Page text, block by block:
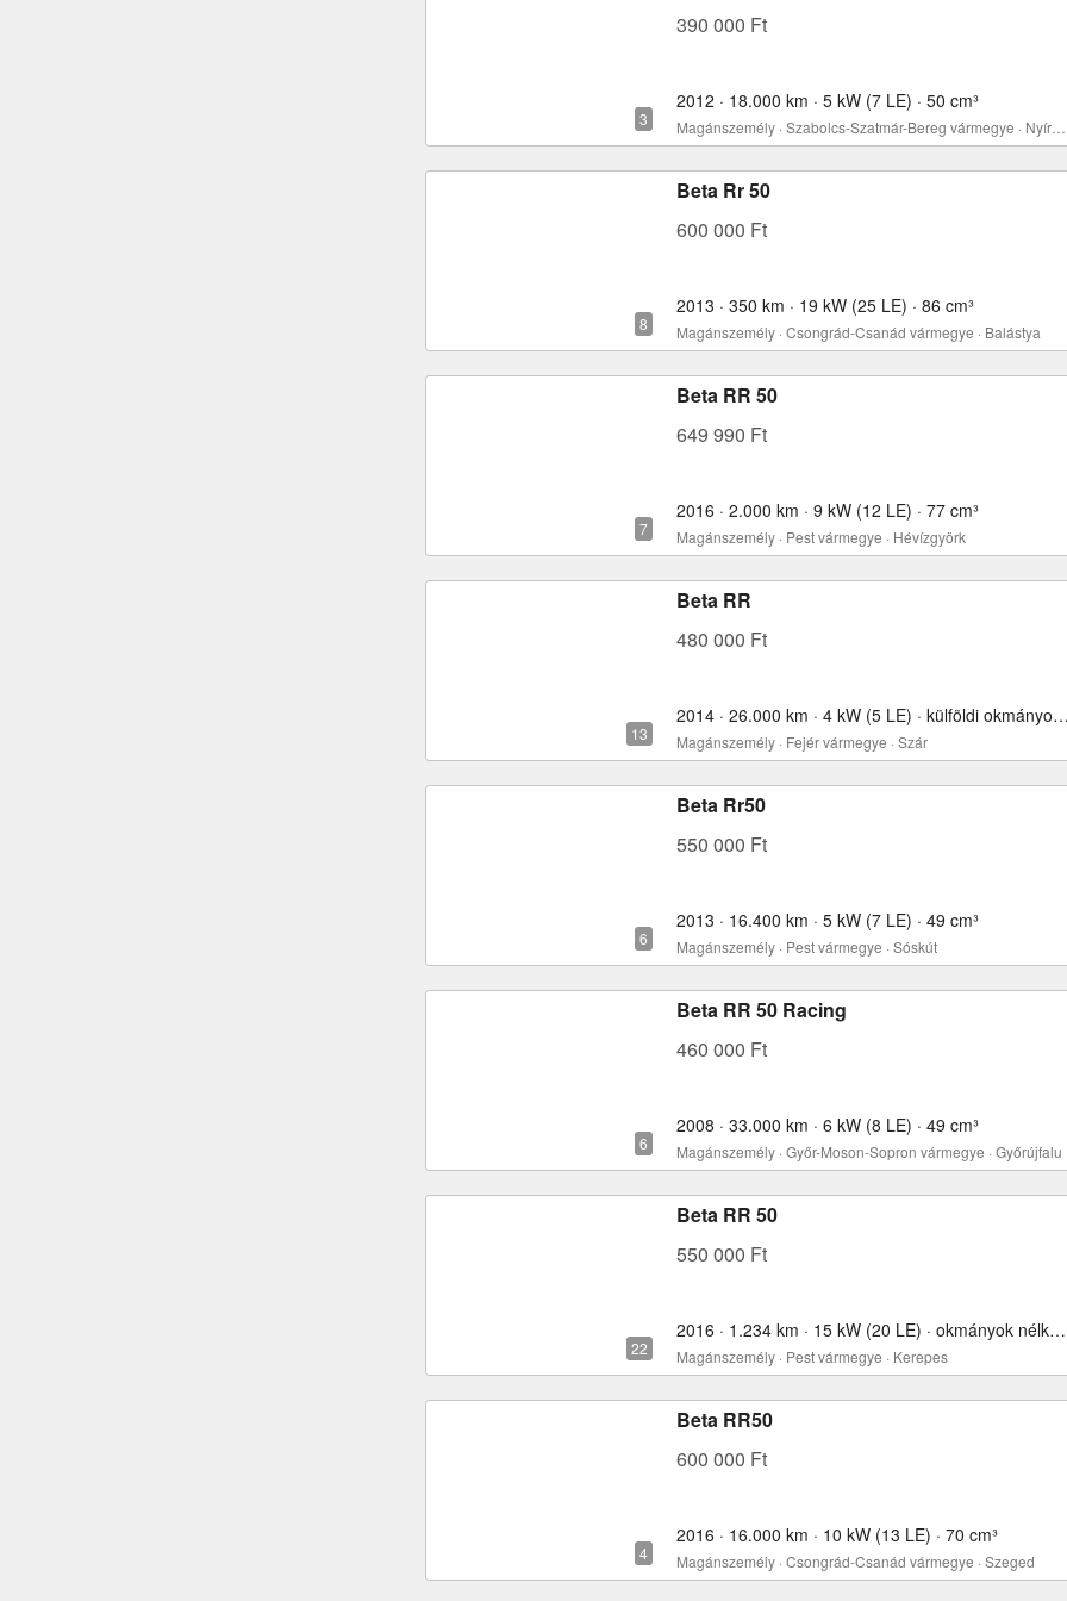
390 000 Ft
2012 · 18.000 km · 5 kW (7 LE) · 50 cm³
Beta Rr 50
600 000 Ft
2013 · 350 km · 19 kW (25 LE) · 86 cm³
Magánszemély · Csongrád-Csanád vármegye · Balástya
Beta RR 50
649 990 Ft
2016 · 2.000 km · 9 kW (12 LE) · 77 cm³
Magánszemély · Pest vármegye · Hévízgyörk
Beta RR
480 000 Ft
2014 · 26.000 km · 4 kW (5 LE) · külföldi okmányokkal · 50 cm³
Magánszemély · Fejér vármegye · Szár
Beta Rr50
550 000 Ft
2013 · 16.400 km · 5 kW (7 LE) · 49 cm³
Magánszemély · Pest vármegye · Sóskút
Beta RR 50 Racing
460 000 Ft
2008 · 33.000 km · 6 kW (8 LE) · 49 cm³
Magánszemély · Győr-Moson-Sopron vármegye · Győrújfalu
Beta RR 50
550 000 Ft
2016 · 1.234 km · 15 kW (20 LE) · okmányok nélkül · 77 cm³
Magánszemély · Pest vármegye · Kerepes
Beta RR50
600 000 Ft
2016 · 16.000 km · 10 kW (13 LE) · 70 cm³
Magánszemély · Csongrád-Csanád vármegye · Szeged